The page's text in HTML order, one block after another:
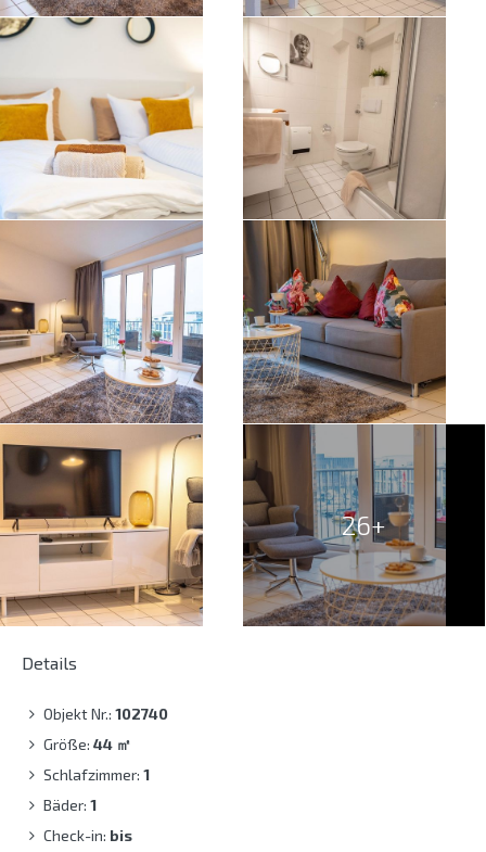
26+
Details
Objekt Nr.: 102740
Größe: 44 ㎡
Schlafzimmer: 1
Bäder: 1
Check-in: bis